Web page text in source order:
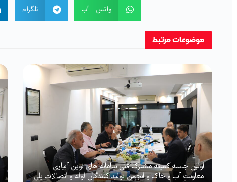
واتس آپ تلگرام
موضوعاتمرتبط
اولین جلسه کمیته مشترک فنی سامانه های نوین آبیاری
معاونت آب و خاک و انجمن تولید کنندگان لوله و اتصالات پلی